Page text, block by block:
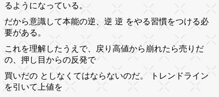
るようになっている。
だから意識して本能の逆、逆 逆 をやる習慣をつける必
要がある。
これを理解したうえで、戻り高値から崩れたら売りだ
の、押し目からの反発で
買いだの としなくてはならないのだ。 トレンドライン
を引いて上値を